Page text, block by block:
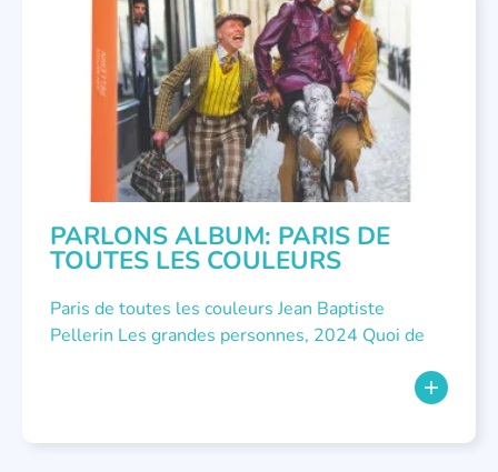
NON CLASSÉ , PARLONS ALBUMS
PARLONS ALBUM: PARIS DE
TOUTES LES COULEURS
Paris de toutes les couleurs Jean Baptiste
Pellerin Les grandes personnes, 2024 Quoi de